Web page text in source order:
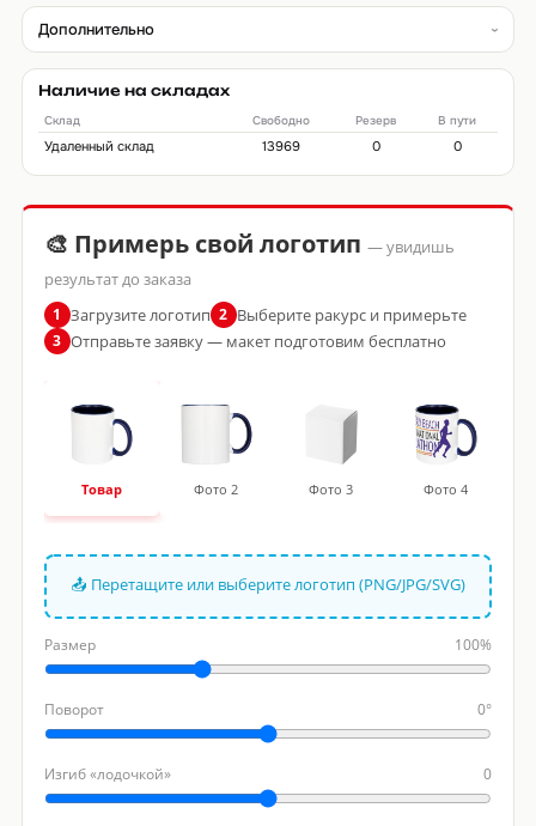
Дополнительно
Наличие на складах
Склад Свободно Резерв В пути
Удаленный склад 13969 0 0
🎨 Примерь свой логотип — увидишь
результат до заказа
1 Загрузите логотип 2 Выберите ракурс и примерьте
3 Отправьте заявку — макет подготовим бесплатно
Товар Фото 2 Фото 3 Фото 4
📤 Перетащите или выберите логотип (PNG/JPG/SVG)
Размер 100%
Поворот 0°
Изгиб «лодочкой» 0